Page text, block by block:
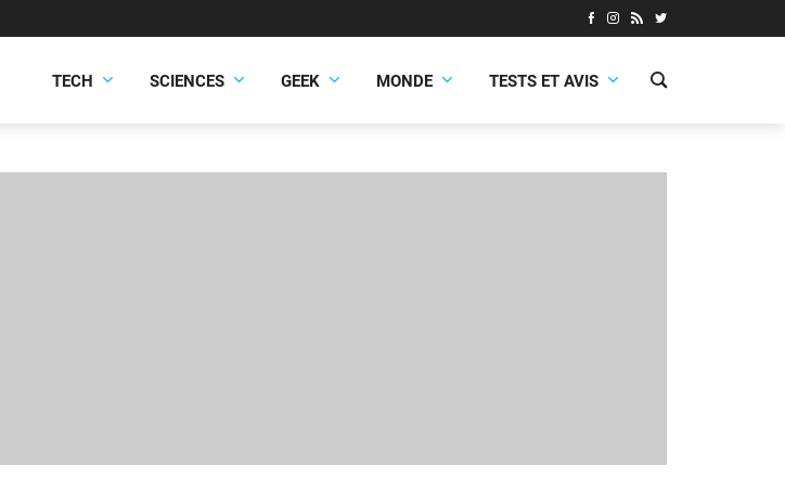
TECH SCIENCES GEEK MONDE TESTS ET AVIS